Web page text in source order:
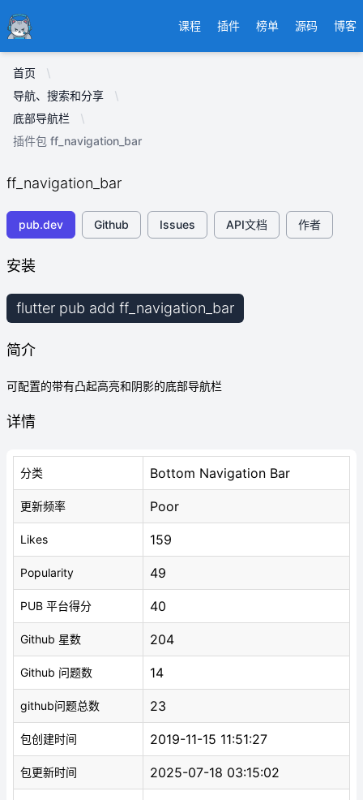
Ducafecat 课程 插件 榜单 源码 博客
首页
导航、搜索和分享
底部导航栏
插件包 ff_navigation_bar
ff_navigation_bar
pub.dev Github Issues API文档 作者
安装
flutter pub add ff_navigation_bar
简介
可配置的带有凸起高亮和阴影的底部导航栏
详情
分类 Bottom Navigation Bar
更新频率 Poor
Likes 159
Popularity 49
PUB 平台得分 40
Github 星数 204
Github 问题数 14
github问题总数 23
包创建时间 2019-11-15 11:51:27
包更新时间 2025-07-18 03:15:02